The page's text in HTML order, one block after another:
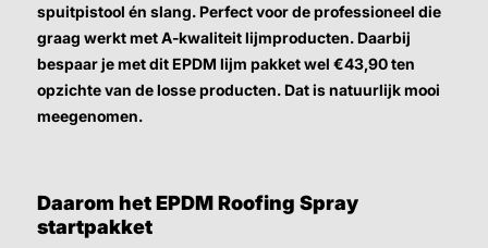
spuitpistool én slang. Perfect voor de professioneel die
graag werkt met A-kwaliteit lijmproducten. Daarbij
bespaar je met dit EPDM lijm pakket wel €43,90 ten
opzichte van de losse producten. Dat is natuurlijk mooi
meegenomen.
Daarom het EPDM Roofing Spray
startpakket